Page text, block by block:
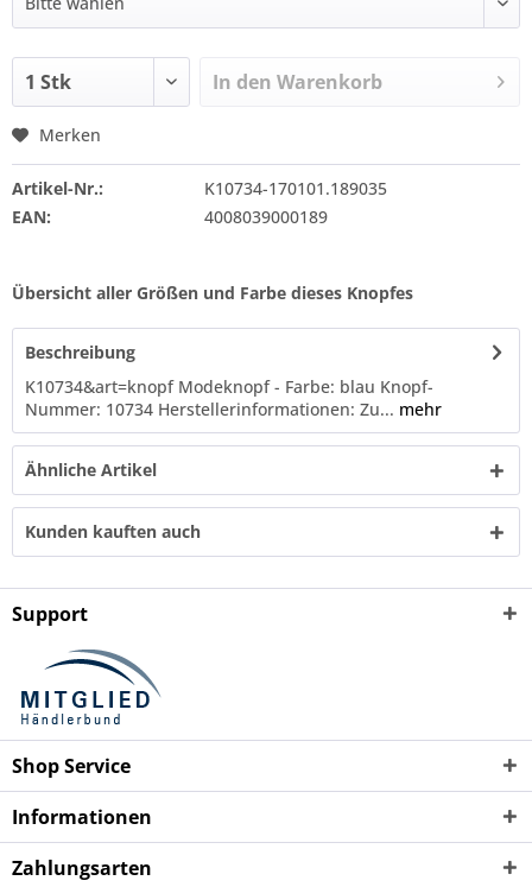
In den Warenkorb
Merken
Artikel-Nr.:
K10734-170101.189035
EAN:
4008039000189
Übersicht aller Größen und Farbe dieses Knopfes
Beschreibung
K10734&art=knopf Modeknopf - Farbe: blau Knopf-
Nummer: 10734 Herstellerinformationen: Zu... mehr
Ähnliche Artikel
Kunden kauften auch
Support
Shop Service
Informationen
Zahlungsarten